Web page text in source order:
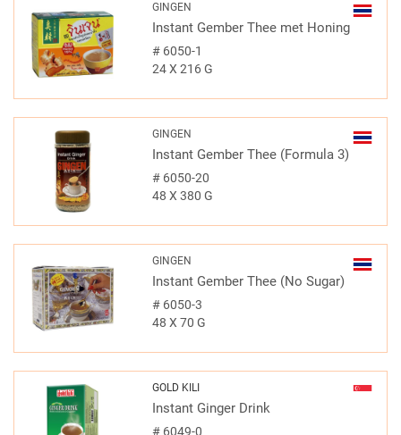
GINGEN
Instant Gember Thee met Honing
#6050-1
24 X 216 G
GINGEN
Instant Gember Thee (Formula 3)
#6050-20
48 X 380 G
GINGEN
Instant Gember Thee (No Sugar)
#6050-3
48 X 70 G
GOLD KILI
Instant Ginger Drink
#6049-0